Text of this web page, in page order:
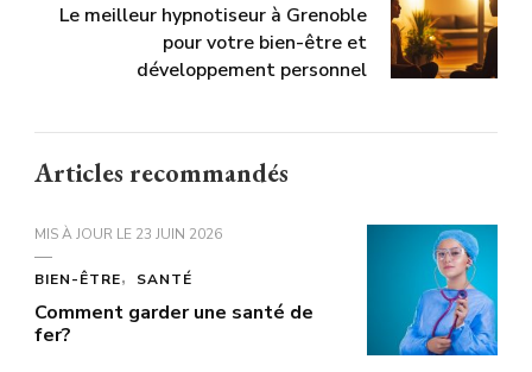
Le meilleur hypnotiseur à Grenoble
pour votre bien-être et
développement personnel
Articles recommandés
MIS À JOUR LE 23 JUIN 2026
BIEN-ÊTRE SANTÉ
Comment garder une santé de
fer?